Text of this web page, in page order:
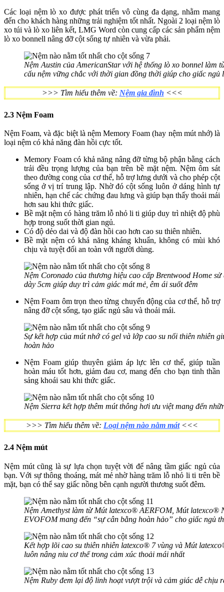
Các loại nệm lò xo được phát triển vô cùng đa dạng, nhằm mang
đến cho khách hàng những trải nghiệm tốt nhất. Ngoài 2 loại nệm lò
xo túi và lò xo liên kết, LMG Word còn cung cấp các sản phẩm nệm
lò xo bonnell nâng đỡ cột sống tự nhiên và vừa phải.
Nệm Austin của AmericanStar với hệ thống lò xo bonnel làm
cấu nệm vững chắc với thời gian đồng thời giúp cho giấc ngủ
>>> Tìm hiểu thêm về: Nệm gia đình <<<
2.3 Nệm Foam
Nệm Foam, và đặc biệt là nệm Memory Foam (hay nệm mút nhớ) là
loại nệm có khả năng đàn hồi cực tốt.
Memory Foam có khả năng nâng đỡ từng bộ phận bằng cách
trải đều trọng lượng của bạn trên bề mặt nệm. Nệm ôm sát
theo đường cong của cơ thể, hỗ trợ lưng dưới và cho phép cột
sống ở vị trí trung lập. Nhờ đó cột sống luôn ở dáng hình tự
nhiên, hạn chế các chứng đau lưng và giúp bạn thấy thoải mái
hơn sau khi thức giấc.
Bề mặt nệm có hàng trăm lỗ nhỏ li ti giúp duy trì nhiệt độ phù
hợp trong suốt thời gian ngủ.
Có độ dẻo dai và độ đàn hồi cao hơn cao su thiên nhiên.
Bề mặt nệm có khả năng kháng khuẩn, không có mùi khó
chịu và tuyệt đối an toàn với người dùng.
Nệm Coronado của thương hiệu cao cấp Brentwood Home
dày 5cm giúp duy trì cảm giác mát mẻ, êm ái suốt đêm
Nệm Foam ôm trọn theo từng chuyển động của cơ thể, hỗ trợ
nâng đỡ cột sống, tạo giấc ngủ sâu và thoải mái.
Sự kết hợp của mút nhớ có gel và lớp cao su nổi thiên nhiên
hoàn hảo
Nệm Foam giúp thuyên giảm áp lực lên cơ thể, giúp tuần
hoàn máu tốt hơn, giảm đau cơ, mang đến cho bạn tinh thần
sảng khoái sau khi thức giấc.
Nệm Sierra kết hợp thêm mút thông hơi ưu việt mang đến
>>> Tìm hiểu thêm về: Loại nệm nào nằm mát<<<
2.4 Nệm mút
Nệm mút cũng là sự lựa chọn tuyệt vời để nâng tầm giấc ngủ của
bạn. Với sự thông thoáng, mát mẻ nhờ hàng trăm lỗ nhỏ li ti trên bề
mặt, bạn có thể say giấc nồng bên cạnh người thương suốt đêm.
Nệm Amethyst làm từ Mút latexco® AERFOM, Mút
EVOFOM mang đến “sự cân bằng hoàn hảo” cho giấc ngủ
Kết hợp lõi cao su thiên nhiên latexco® 7 vùng và Mút
luôn nâng niu cơ thể trong cảm xúc thoải mái nhất
Nệm Ruby đem lại độ linh hoạt vượt trội và cảm giác dễ chịu